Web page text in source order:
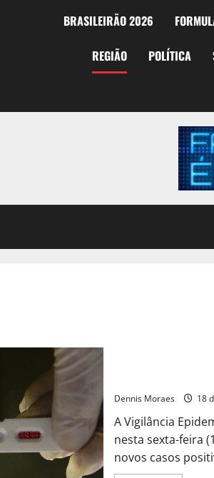
BRASILEIRÃO 2026
REGIÃO POLÍTICA
Dennis Moraes 18
A Vigilância
nesta sexta-feira
novos casos